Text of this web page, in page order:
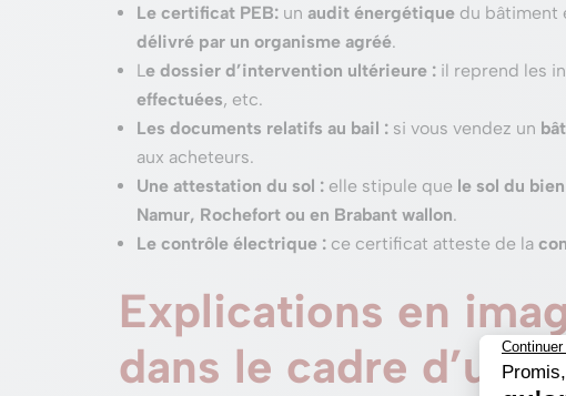
Le certificat PEB: un audit énergétique du bâtiment
délivré par un organisme agréé.
L e dossier d’intervention ultérieure : il reprend les
effectuées, etc.
Les documents relatifs au bail : si vous vendez un
aux acheteurs.
Une attestation du sol : elle stipule que le sol du
Namur, Rochefort ou en Brabant wallon.
Le contrôle électrique : ce certificat atteste de la
Explications en
dans le cadre d’une